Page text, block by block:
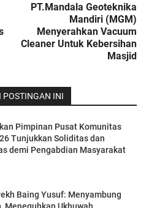
PT.Mandala Geoteknika
Mandiri (MGM)
Menyerahkan Vacuum
Cleaner Untuk Kebersihan
Masjid
POSTINGAN INI
Pimpinan Pusat Komunitas
Tunjukkan Soliditas dan
demi Pengabdian Masyarakat
Baing Yusuf: Menyambung